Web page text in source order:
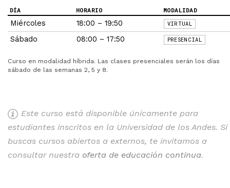
DÍA HORARIO MODALIDAD
Miércoles 18:00 – 19:50 VIRTUAL
Sábado 08:00 – 17:50 PRESENCIAL
Curso en modalidad híbrida. Las clases presenciales serán los días
sábado de las semanas 2, 5 y 8.
Este curso está disponible únicamente para
estudiantes inscritos en la Universidad de los Andes. Si
buscas cursos abiertos a externos, te invitamos a
consultar nuestra oferta de educación continua.